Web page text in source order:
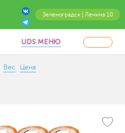
Зеленоградск | Ленина 10
UDS МЕНЮ
Вес Цена